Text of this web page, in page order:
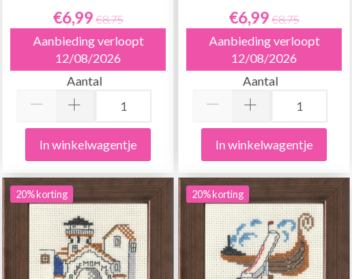
€6,99 €8,75
Aanbieding verloopt
12/08/2026
Aantal
In winkelwagentje
€6,99 €8,75
Aanbieding verloopt
12/08/2026
Aantal
In winkelwagentje
20% korting 20% korting